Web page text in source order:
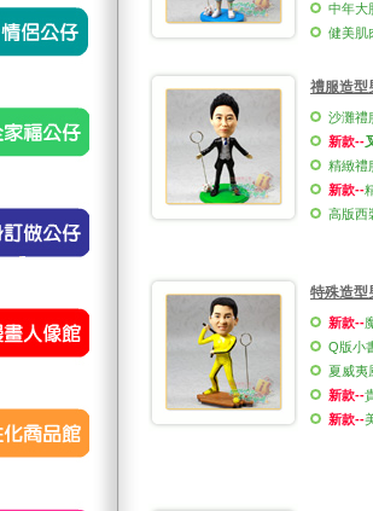
中年大
健美肌
禮服造型
沙灘禮
新款--
精緻禮
新款--
高版西
特殊造型
新款--
Q版小
夏威夷
新款--
新款--